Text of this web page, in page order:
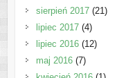
sierpień 2017(21)
lipiec 2017(4)
lipiec 2016(12)
maj 2016(7)